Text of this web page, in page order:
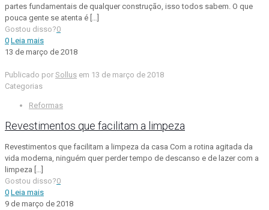
partes fundamentais de qualquer construção, isso todos sabem. O que
pouca gente se atenta é […]
Gostou disso?0
0 Leia mais
13 de março de 2018
Publicado por Sollus em 13 de março de 2018
Categorias
Reformas
Revestimentos que facilitam a limpeza
Revestimentos que facilitam a limpeza da casa Com a rotina agitada da
vida moderna, ninguém quer perder tempo de descanso e de lazer com a
limpeza […]
Gostou disso?0
0 Leia mais
9 de março de 2018